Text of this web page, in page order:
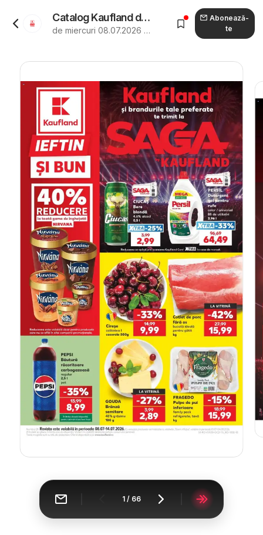
Catalog Kaufland de la 08.07.2026 - Revista "Kaufland Constanța"
de miercuri 08.07.2026 până marți 14.07.2026
Abonează-
te
1 / 66